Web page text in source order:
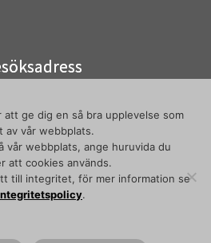
Elektronvägen 2
141 49 Huddinge
commuter train:
Flemingsberg
ge dig en så bra upplevelse som
av vår webbplats.
vår webbplats, ange huruvida du
att cookies används.
till integritet, för mer information se
.